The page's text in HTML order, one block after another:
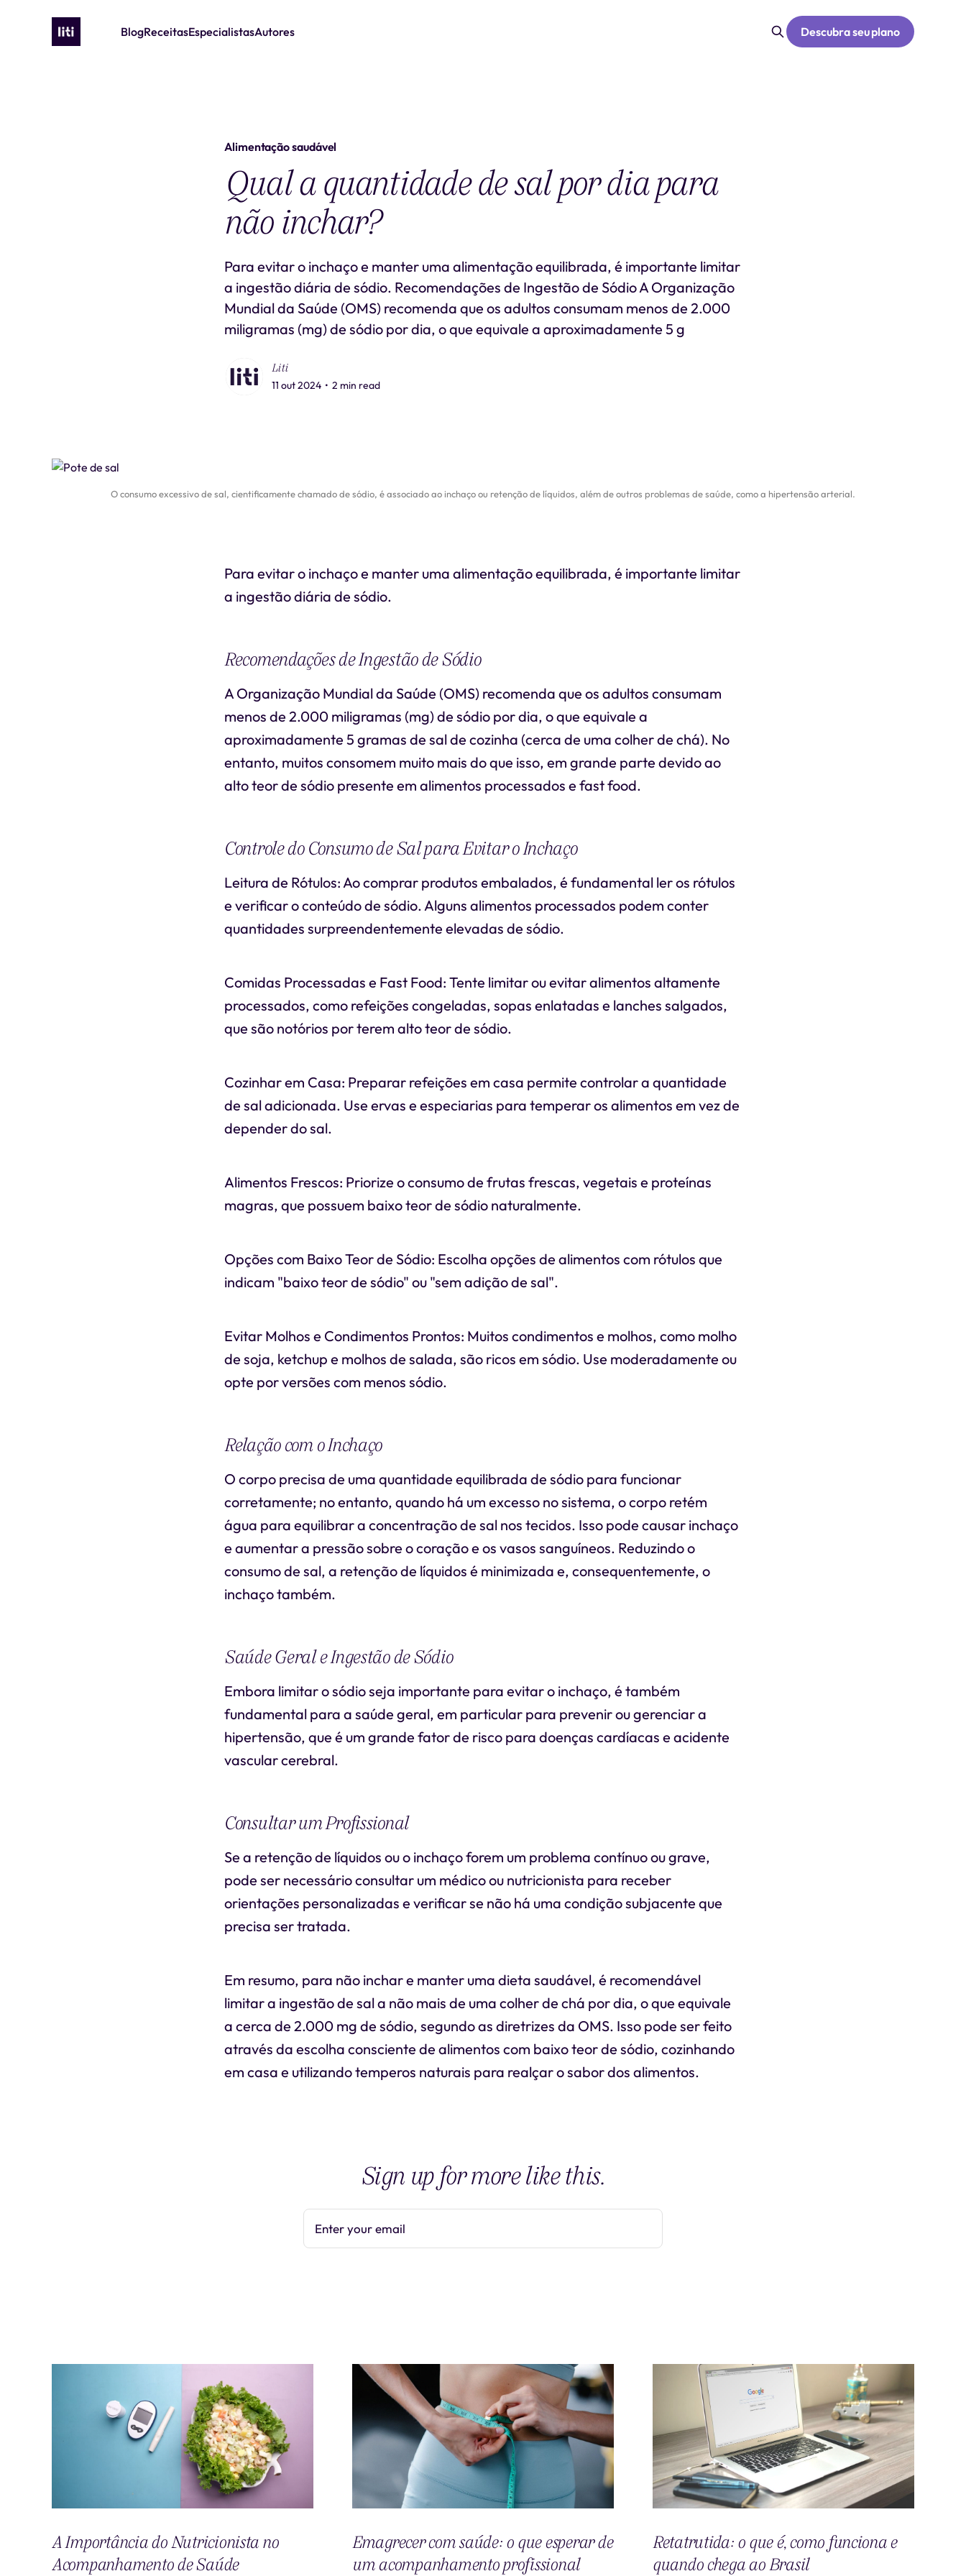
BlogReceitasEspecialistasAutores Descubra seu plano
Alimentação saudável
Qual a quantidade de sal por dia para
não inchar?
Para evitar o inchaço e manter uma alimentação equilibrada, é importante limitar
a ingestão diária de sódio. Recomendações de Ingestão de Sódio A Organização
Mundial da Saúde (OMS) recomenda que os adultos consumam menos de 2.000
miligramas (mg) de sódio por dia, o que equivale a aproximadamente 5 g
Liti
11 out 2024 • 2 min read
O consumo excessivo de sal, cientificamente chamado de sódio, é associado ao inchaço ou retenção de líquidos, além de outros problemas de saúde, como a hipertensão arterial.
Para evitar o inchaço e manter uma alimentação equilibrada, é importante limitar
a ingestão diária de sódio.
Recomendações de Ingestão de Sódio
A Organização Mundial da Saúde (OMS) recomenda que os adultos consumam
menos de 2.000 miligramas (mg) de sódio por dia, o que equivale a
aproximadamente 5 gramas de sal de cozinha (cerca de uma colher de chá). No
entanto, muitos consomem muito mais do que isso, em grande parte devido ao
alto teor de sódio presente em alimentos processados e fast food.
Controle do Consumo de Sal para Evitar o Inchaço
Leitura de Rótulos: Ao comprar produtos embalados, é fundamental ler os rótulos
e verificar o conteúdo de sódio. Alguns alimentos processados podem conter
quantidades surpreendentemente elevadas de sódio.
Comidas Processadas e Fast Food: Tente limitar ou evitar alimentos altamente
processados, como refeições congeladas, sopas enlatadas e lanches salgados,
que são notórios por terem alto teor de sódio.
Cozinhar em Casa: Preparar refeições em casa permite controlar a quantidade
de sal adicionada. Use ervas e especiarias para temperar os alimentos em vez de
depender do sal.
Alimentos Frescos: Priorize o consumo de frutas frescas, vegetais e proteínas
magras, que possuem baixo teor de sódio naturalmente.
Opções com Baixo Teor de Sódio: Escolha opções de alimentos com rótulos que
indicam "baixo teor de sódio" ou "sem adição de sal".
Evitar Molhos e Condimentos Prontos: Muitos condimentos e molhos, como molho
de soja, ketchup e molhos de salada, são ricos em sódio. Use moderadamente ou
opte por versões com menos sódio.
Relação com o Inchaço
O corpo precisa de uma quantidade equilibrada de sódio para funcionar
corretamente; no entanto, quando há um excesso no sistema, o corpo retém
água para equilibrar a concentração de sal nos tecidos. Isso pode causar inchaço
e aumentar a pressão sobre o coração e os vasos sanguíneos. Reduzindo o
consumo de sal, a retenção de líquidos é minimizada e, consequentemente, o
inchaço também.
Saúde Geral e Ingestão de Sódio
Embora limitar o sódio seja importante para evitar o inchaço, é também
fundamental para a saúde geral, em particular para prevenir ou gerenciar a
hipertensão, que é um grande fator de risco para doenças cardíacas e acidente
vascular cerebral.
Consultar um Profissional
Se a retenção de líquidos ou o inchaço forem um problema contínuo ou grave,
pode ser necessário consultar um médico ou nutricionista para receber
orientações personalizadas e verificar se não há uma condição subjacente que
precisa ser tratada.
Em resumo, para não inchar e manter uma dieta saudável, é recomendável
limitar a ingestão de sal a não mais de uma colher de chá por dia, o que equivale
a cerca de 2.000 mg de sódio, segundo as diretrizes da OMS. Isso pode ser feito
através da escolha consciente de alimentos com baixo teor de sódio, cozinhando
em casa e utilizando temperos naturais para realçar o sabor dos alimentos.
Sign up for more like this.
Enter your email
A Importância do Nutricionista no
Acompanhamento de Saúde
Emagrecer com saúde: o que esperar de
um acompanhamento profissional
Retatrutida: o que é, como funciona e
quando chega ao Brasil